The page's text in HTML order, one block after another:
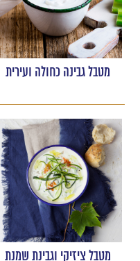
מטבל גבינה כחולה ועירית
מטבל ציזיקי וגבינת שמנת